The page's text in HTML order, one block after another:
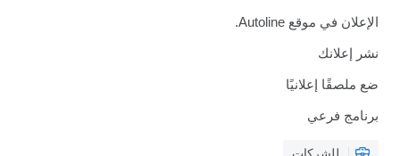
الإعلان في موقع Autoline.
نشر إعلانك
ضع ملصقًا إعلانيًا
برنامج فرعي